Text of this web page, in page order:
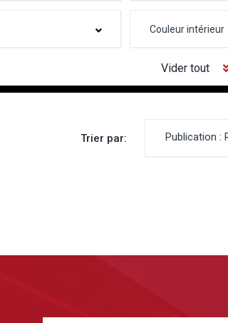
Vider tout
Trier par: Publication :